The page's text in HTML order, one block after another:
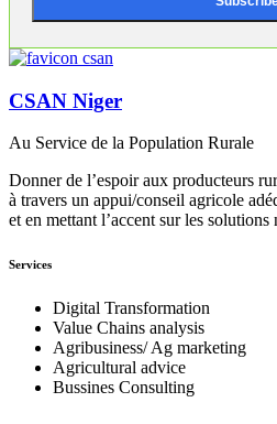
CSAN Niger
Au Service de la Population Rurale
Donner de l’espoir aux producteurs
à travers un appui/conseil agricole
et en mettant l’accent sur les solutions
Services
Digital Transformation
Value Chains analysis
Agribusiness/ Ag marketing
Agricultural advice
Bussines Consulting